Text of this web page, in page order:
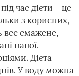
час дієти – це
з корисних,
все смажене,
напої.
Дієта
У воду можна